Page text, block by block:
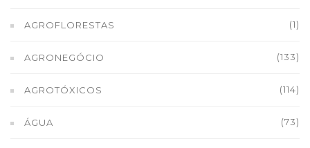
AGROFLORESTAS (1)
AGRONEGÓCIO (133)
AGROTÓXICOS (114)
ÁGUA (73)